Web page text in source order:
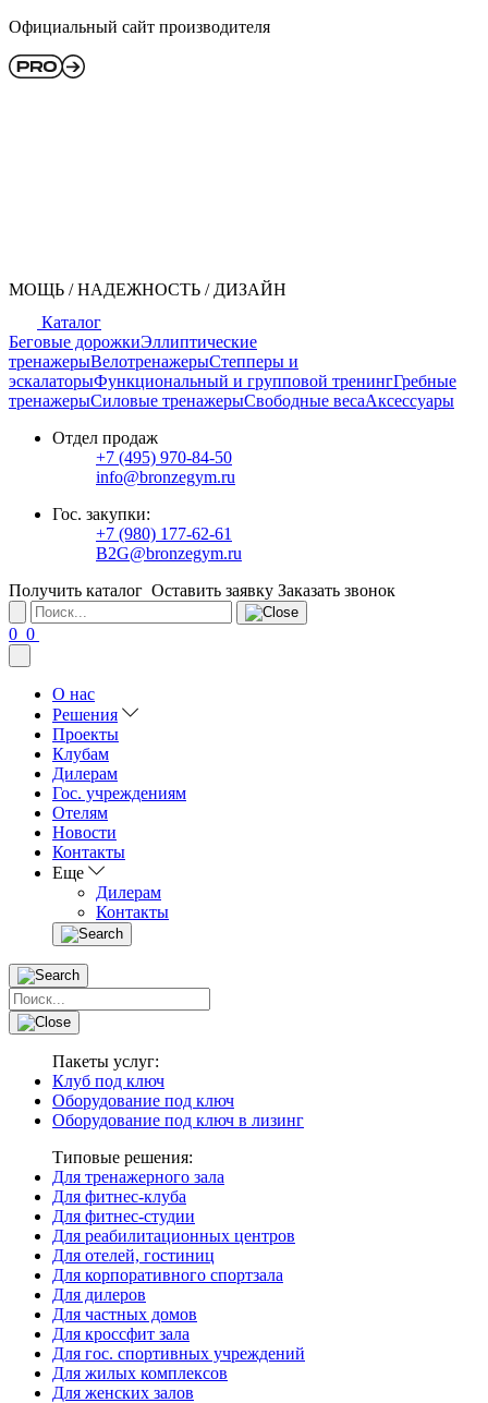
Официальный сайт производителя
МОЩЬ / НАДЕЖНОСТЬ / ДИЗАЙН
Каталог
Беговые дорожкиЭллиптические
тренажерыВелотренажерыСтепперы и
эскалаторыФункциональный и групповой тренингГребные
тренажерыСиловые тренажерыСвободные весаАксессуары
Отдел продаж
+7 (495) 970-84-50
info@bronzegym.ru
Гос. закупки:
+7 (980) 177-62-61
B2G@bronzegym.ru
Получить каталог Оставить заявку Заказать звонок
0 0
О нас
Решения
Проекты
Клубам
Дилерам
Гос. учреждениям
Отелям
Новости
Контакты
Еще
Дилерам
Контакты
Пакеты услуг:
Клуб под ключ
Оборудование под ключ
Оборудование под ключ в лизинг
Типовые решения:
Для тренажерного зала
Для фитнес-клуба
Для фитнес-студии
Для реабилитационных центров
Для отелей, гостиниц
Для корпоративного спортзала
Для дилеров
Для частных домов
Для кроссфит зала
Для гос. спортивных учреждений
Для жилых комплексов
Для женских залов